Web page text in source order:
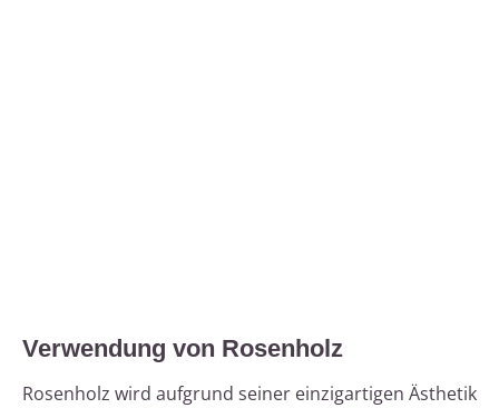
Verwendung von Rosenholz
Rosenholz wird aufgrund seiner einzigartigen Ästhetik